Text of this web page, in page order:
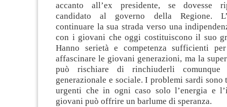
accanto all’ex presidente, se dovesse
candidato al governo della Regione.
continuare la sua strada verso una
con i giovani che oggi costituiscono il suo
Hanno serietà e competenza sufficienti
affascinare le giovani generazioni, ma la
può rischiare di rinchiuderli
generazionale e sociale. I problemi sardi sono
urgenti che in ogni caso solo l’energia e
giovani può offrire un barlume di speranza.